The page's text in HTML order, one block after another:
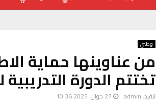
وطني
من عناوينها حماية
تختتم الدورة
تنفيذ: admin 27 جوان، 2025 10:36